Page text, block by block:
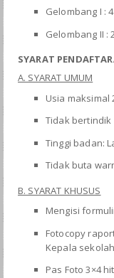
Gelombang I :
Gelombang II :
SYARAT
A. SYARAT UMUM
Usia maksimal
Tidak
Tinggi badan:
Tidak buta
B. SYARAT KHUSUS
Mengisi
Fotocopy
Kepala
Pas Foto 3×4